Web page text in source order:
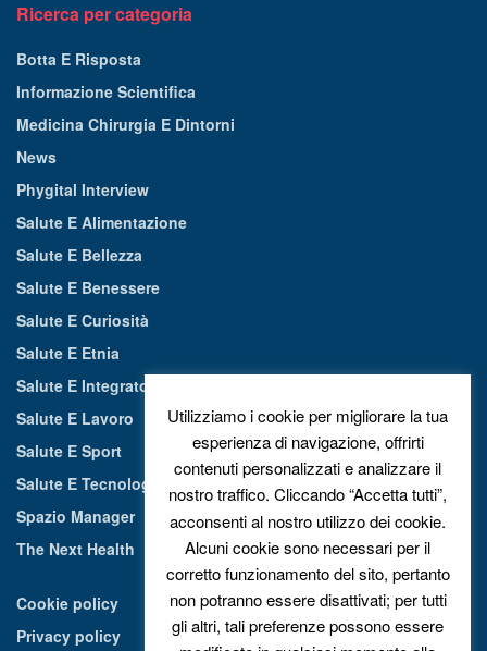
Ricerca per categoria
Botta E Risposta
Informazione Scientifica
Medicina Chirurgia E Dintorni
News
Phygital Interview
Salute E Alimentazione
Salute E Bellezza
Salute E Benessere
Salute E Curiosità
Salute E Etnia
Salute E Integratori Alimentari
Salute E Lavoro
Salute E Sport
Salute E Tecnologia
Spazio Manager
The Next Health
Cookie policy
Privacy policy
Utilizziamo i cookie per migliorare la tua
esperienza di navigazione, offrirti
contenuti personalizzati e analizzare il
nostro traffico. Cliccando “Accetta tutti”,
acconsenti al nostro utilizzo dei cookie.
Alcuni cookie sono necessari per il
corretto funzionamento del sito, pertanto
non potranno essere disattivati; per tutti
gli altri, tali preferenze possono essere